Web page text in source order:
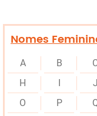
Nomes
A B
H
I J
O
P